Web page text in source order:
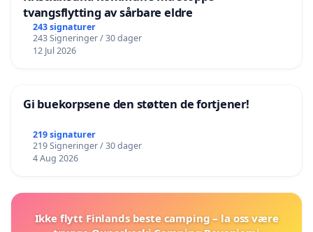
tvangsflytting av sårbare eldre
243 signaturer
243 Signeringer / 30 dager
12 Jul 2026
Gi buekorpsene den støtten de fortjener!
219 signaturer
219 Signeringer / 30 dager
4 Aug 2026
Ikke flytt Finlands beste camping – la oss være